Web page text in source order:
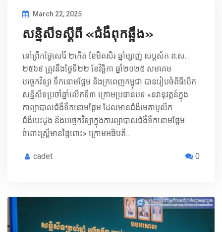
March 22, 2025
សន្និសីទស្ដីពី «ជំងឺពុកឆ្អឹង»
នៅព្រឹកថ្ងៃសៅរ៍ ២កើត ខែមិគសិរ ឆ្នាំម្សាញ់ សប្ដស័ក ព.ស.
២៥៦៩ ត្រូវនឹងថ្ងៃទី២២ ខែវិច្ឆិកា ឆ្នាំ២០២៥ សមាគម
បច្ចេកវិទ្យា ទឹកនោមផ្អែម និងក្រពេញកម្ពុជា បានរៀបចំពិធីបើក
សន្និសីទប្រចាំឆ្នាំលើកទី៣ ក្រោមប្រធានបទ «នវានុវត្តន៍ក្នុង
កាព្យាបាលជំងឺទឹកនោមផ្អែម ដែលមានជំងឺមេតាបូលីក
ជំងឺបេះដូង និងបច្ចេកវិទ្យាក្នុងការព្យាបាលជំងឺទឹកនោមផ្អែម
ចំពោះស្រ្តីមានផ្ទៃពោះ» ក្រោមអធិបតី…
cadet 0